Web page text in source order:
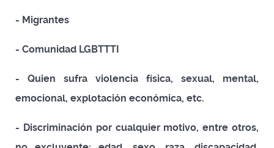
- Migrantes
- Comunidad LGBTTTI
- Quien sufra violencia física, sexual, mental,
emocional, explotación económica, etc.
- Discriminación por cualquier motivo, entre otros,